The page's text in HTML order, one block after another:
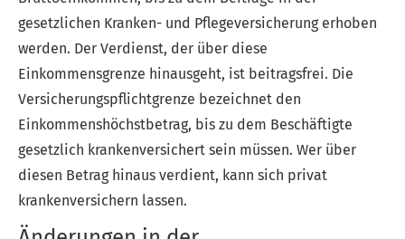
gesetzlichen Kranken- und Pflegeversicherung erhoben
werden. Der Verdienst, der über diese
Einkommensgrenze hinausgeht, ist beitragsfrei. Die
Versicherungspflichtgrenze bezeichnet den
Einkommenshöchstbetrag, bis zu dem Beschäftigte
gesetzlich krankenversichert sein müssen. Wer über
diesen Betrag hinaus verdient, kann sich privat
krankenversichern lassen.